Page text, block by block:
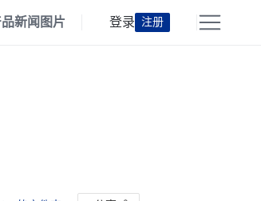
新闻 图片 登录 注册